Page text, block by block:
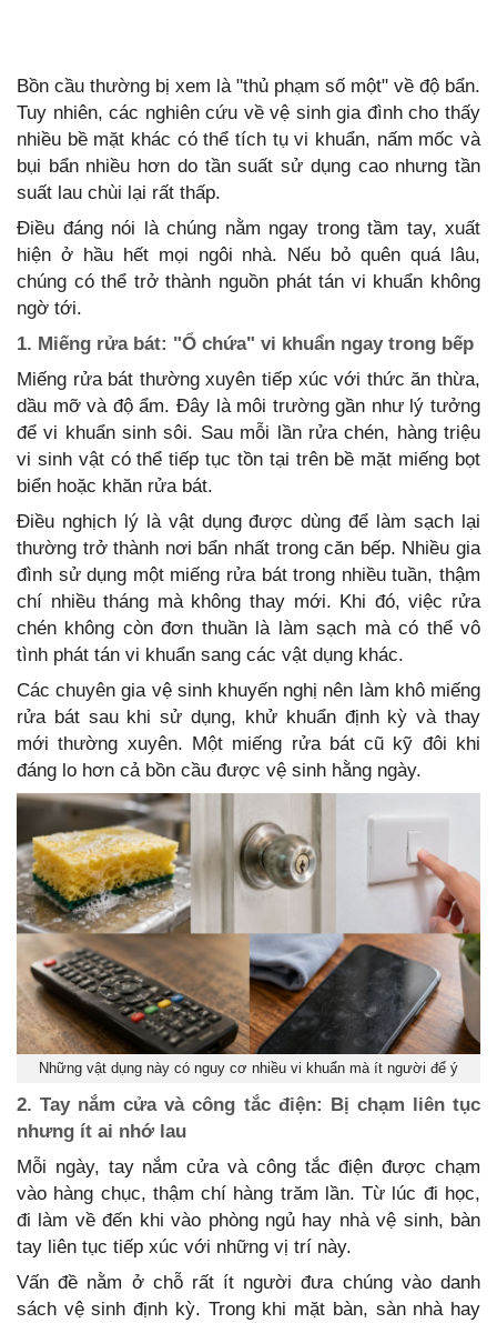
Bồn cầu thường bị xem là "thủ phạm số một" về độ bẩn.
Tuy nhiên, các nghiên cứu về vệ sinh gia đình cho thấy
nhiều bề mặt khác có thể tích tụ vi khuẩn, nấm mốc và
bụi bẩn nhiều hơn do tần suất sử dụng cao nhưng tần
suất lau chùi lại rất thấp.
Điều đáng nói là chúng nằm ngay trong tầm tay, xuất
hiện ở hầu hết mọi ngôi nhà. Nếu bỏ quên quá lâu,
chúng có thể trở thành nguồn phát tán vi khuẩn không
ngờ tới.
1. Miếng rửa bát: "Ổ chứa" vi khuẩn ngay trong bếp
Miếng rửa bát thường xuyên tiếp xúc với thức ăn thừa,
dầu mỡ và độ ẩm. Đây là môi trường gần như lý tưởng
để vi khuẩn sinh sôi. Sau mỗi lần rửa chén, hàng triệu
vi sinh vật có thể tiếp tục tồn tại trên bề mặt miếng bọt
biển hoặc khăn rửa bát.
Điều nghịch lý là vật dụng được dùng để làm sạch lại
thường trở thành nơi bẩn nhất trong căn bếp. Nhiều gia
đình sử dụng một miếng rửa bát trong nhiều tuần, thậm
chí nhiều tháng mà không thay mới. Khi đó, việc rửa
chén không còn đơn thuần là làm sạch mà có thể vô
tình phát tán vi khuẩn sang các vật dụng khác.
Các chuyên gia vệ sinh khuyến nghị nên làm khô miếng
rửa bát sau khi sử dụng, khử khuẩn định kỳ và thay
mới thường xuyên. Một miếng rửa bát cũ kỹ đôi khi
đáng lo hơn cả bồn cầu được vệ sinh hằng ngày.
Những vật dụng này có nguy cơ nhiều vi khuẩn mà ít người để ý
2. Tay nắm cửa và công tắc điện: Bị chạm liên tục
nhưng ít ai nhớ lau
Mỗi ngày, tay nắm cửa và công tắc điện được chạm
vào hàng chục, thậm chí hàng trăm lần. Từ lúc đi học,
đi làm về đến khi vào phòng ngủ hay nhà vệ sinh, bàn
tay liên tục tiếp xúc với những vị trí này.
Vấn đề nằm ở chỗ rất ít người đưa chúng vào danh
sách vệ sinh định kỳ. Trong khi mặt bàn, sàn nhà hay